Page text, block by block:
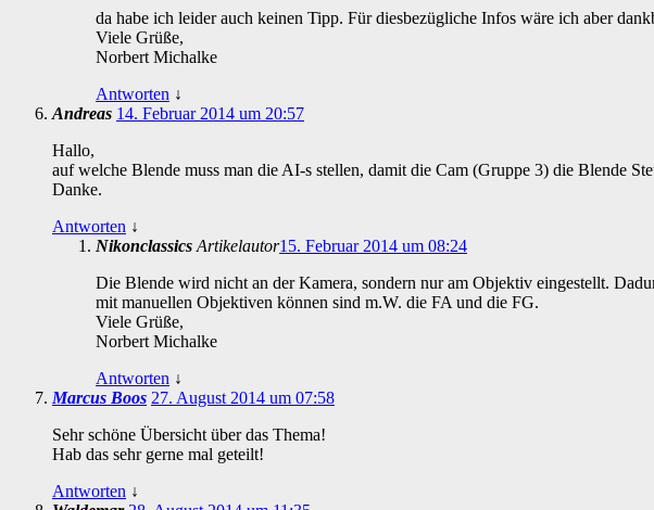
da habe ich leider auch keinen Tipp. Für diesbezügliche Infos wäre ich aber
Viele Grüße,
Norbert Michalke
Antworten ↓
Andreas 14. Februar 2014 um 20:57
Hallo,
auf welche Blende muss man die AI-s stellen, damit die Cam (Gruppe 3) die Blende
Danke.
Antworten ↓
Nikonclassics Artikelautor15. Februar 2014 um 08:24
Die Blende wird nicht an der Kamera, sondern nur am Objektiv eingestellt.
mit manuellen Objektiven können sind m.W. die FA und die FG.
Viele Grüße,
Norbert Michalke
Antworten ↓
Marcus Boos 27. August 2014 um 07:58
Sehr schöne Übersicht über das Thema!
Hab das sehr gerne mal geteilt!
Antworten ↓